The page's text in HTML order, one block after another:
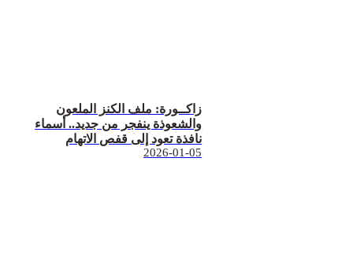
زاكــورة: ملف الكنز الملعون
والشعوذة ينفجر من جديد.. أسماء
نافذة تعود إلى قفص الاتهام
2026-01-05